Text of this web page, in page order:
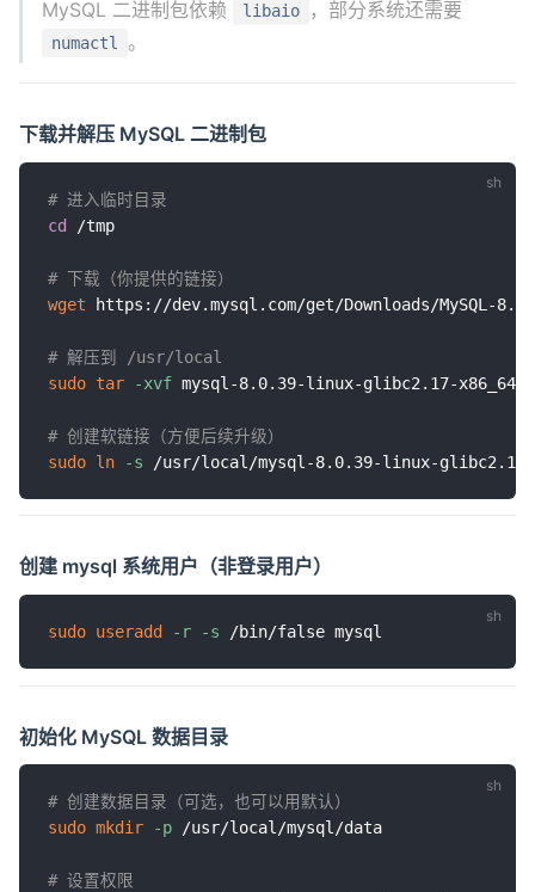
MySQL 二进制包依赖 libaio ，部分系统还需要
numactl 。
下载并解压 MySQL 二进制包
# 进入临时目录
cd
/tmp
# 下载（你提供的链接）
wget https://dev.mysql.com/get/Downloads/MySQL-
# 解压到 /usr/local
sudo tar -xvf mysql-8.0.39-linux-glibc2.17-
# 创建软链接（方便后续升级）
sudo ln -s
创建 mysql 系统用户（非登录用户）
sudo useradd -r -s
初始化 MySQL 数据目录
# 创建数据目录（可选，也可以用默认）
sudo mkdir -p /usr/local/mysql/data
# 设置权限